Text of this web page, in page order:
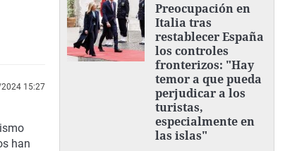
15:27
han
Preocupación en
Italia tras
restablecer España
los controles
fronterizos: "Hay
temor a que pueda
perjudicar a los
turistas,
especialmente en
las islas"